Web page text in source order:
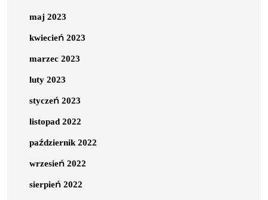
maj 2023
kwiecień 2023
marzec 2023
luty 2023
styczeń 2023
listopad 2022
październik 2022
wrzesień 2022
sierpień 2022